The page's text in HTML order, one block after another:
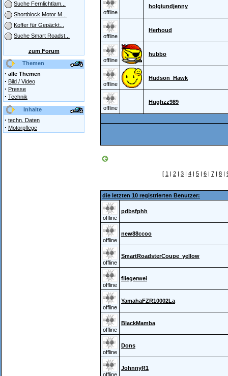
Suche Fernlichtlam...
Shortblock Motor M...
Koffer für Gepäckt...
Suche Smart Roadst...
zum Forum
Themen
· alle Themen
· Bild / Video
· Presse
· Technik
Inhalte
· techn. Daten
· Motorpflege
offline
holgiundjenny
offline
Herhoud
offline
hubbo
offline
Hudson_Hawk
offline
Hughzz989
[ 1 | 2 | 3 | 4 | 5 | 6 | 7 | 8 |
die letzten 10 registrierten Benutzer:
offline
pdbsfphh
offline
new88ccoo
offline
SmartRoadsterCoupe_yellow
offline
fliegerwei
offline
YamahaFZR10002La
offline
BlackMamba
offline
Dons
offline
JohnnyR1